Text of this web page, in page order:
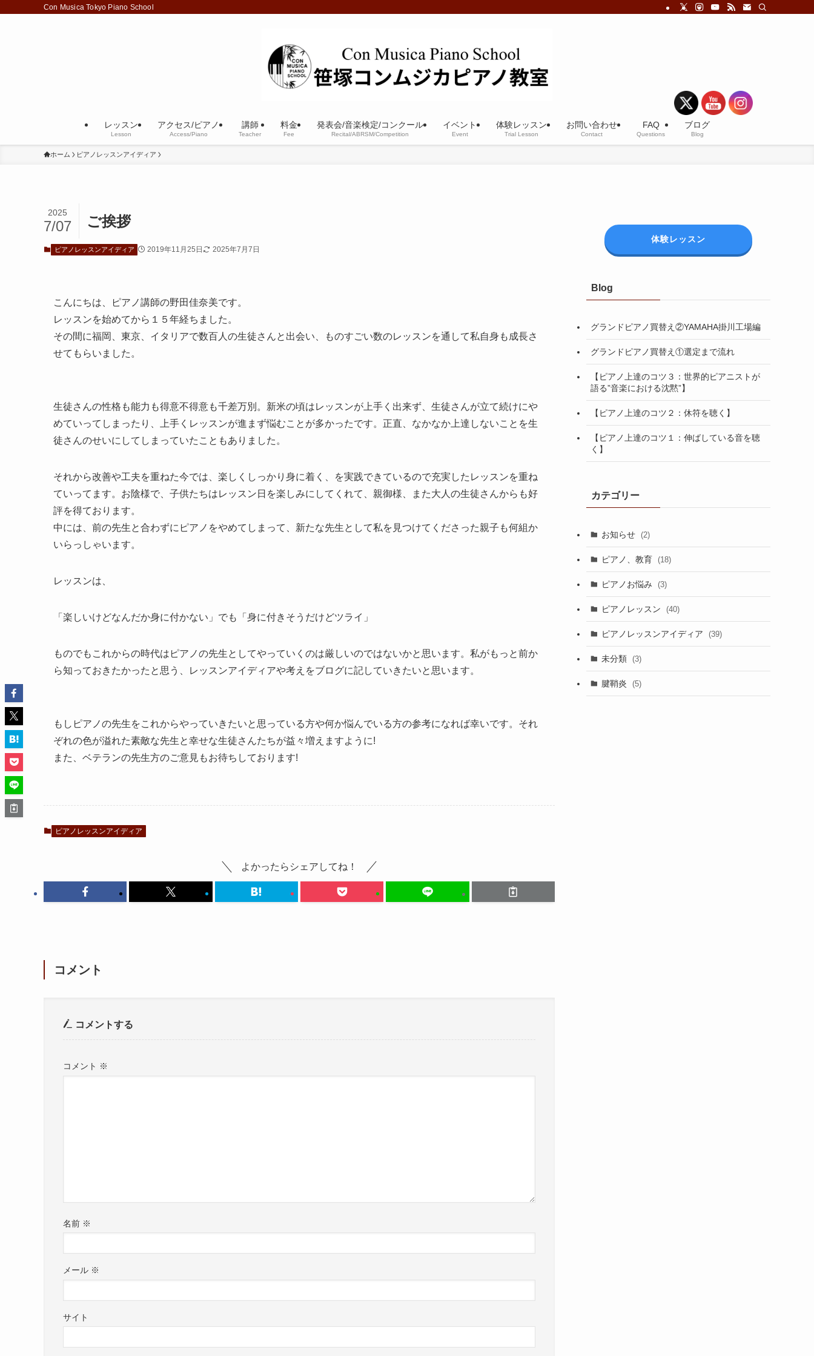
Con Musica Tokyo Piano School
レッスン
Lesson
アクセス/ピアノ
Access/Piano
講師
Teacher
料金
Fee
発表会/音楽検定/コンクール
Recital/ABRSM/Competition
イベント
Event
体験レッスン
Trial Lesson
お問い合わせ
Contact
FAQ
Questions
ブログ
Blog
ホーム ピアノレッスンアイディア
ご挨拶
2025
7/07
ピアノレッスンアイディア 2019年11月25日 2025年7月7日
こんにちは、ピアノ講師の野田佳奈美です。
レッスンを始めてから１５年経ちました。
その間に福岡、東京、イタリアで数百人の生徒さんと出会い、ものすごい数のレッスンを通して私自身も成長さ
せてもらいました。
生徒さんの性格も能力も得意不得意も千差万別。新米の頃はレッスンが上手く出来ず、生徒さんが立て続けにや
めていってしまったり、上手くレッスンが進まず悩むことが多かったです。正直、なかなか上達しないことを生
徒さんのせいにしてしまっていたこともありました。
それから改善や工夫を重ねた今では、楽しくしっかり身に着く、を実践できているので充実したレッスンを重ね
ていってます。お陰様で、子供たちはレッスン日を楽しみにしてくれて、親御様、また大人の生徒さんからも好
評を得ております。
中には、前の先生と合わずにピアノをやめてしまって、新たな先生として私を見つけてくださった親子も何組か
いらっしゃいます。
レッスンは、
「楽しいけどなんだか身に付かない」でも「身に付きそうだけどツライ」
ものでもこれからの時代はピアノの先生としてやっていくのは厳しいのではないかと思います。私がもっと前か
ら知っておきたかったと思う、レッスンアイディアや考えをブログに記していきたいと思います。
もしピアノの先生をこれからやっていきたいと思っている方や何か悩んでいる方の参考になれば幸いです。それ
ぞれの色が溢れた素敵な先生と幸せな生徒さんたちが益々増えますように!
また、ベテランの先生方のご意見もお待ちしております!
ピアノレッスンアイディア
よかったらシェアしてね！
コメント
コメントする
コメント ※
名前 ※
メール ※
サイト
体験レッスン
Blog
グランドピアノ買替え②YAMAHA掛川工場編
グランドピアノ買替え①選定まで流れ
【ピアノ上達のコツ３：世界的ピアニストが
語る”音楽における沈黙”】
【ピアノ上達のコツ２：休符を聴く】
【ピアノ上達のコツ１：伸ばしている音を聴
く】
カテゴリー
お知らせ (2)
ピアノ、教育 (18)
ピアノお悩み (3)
ピアノレッスン (40)
ピアノレッスンアイディア (39)
未分類 (3)
腱鞘炎 (5)